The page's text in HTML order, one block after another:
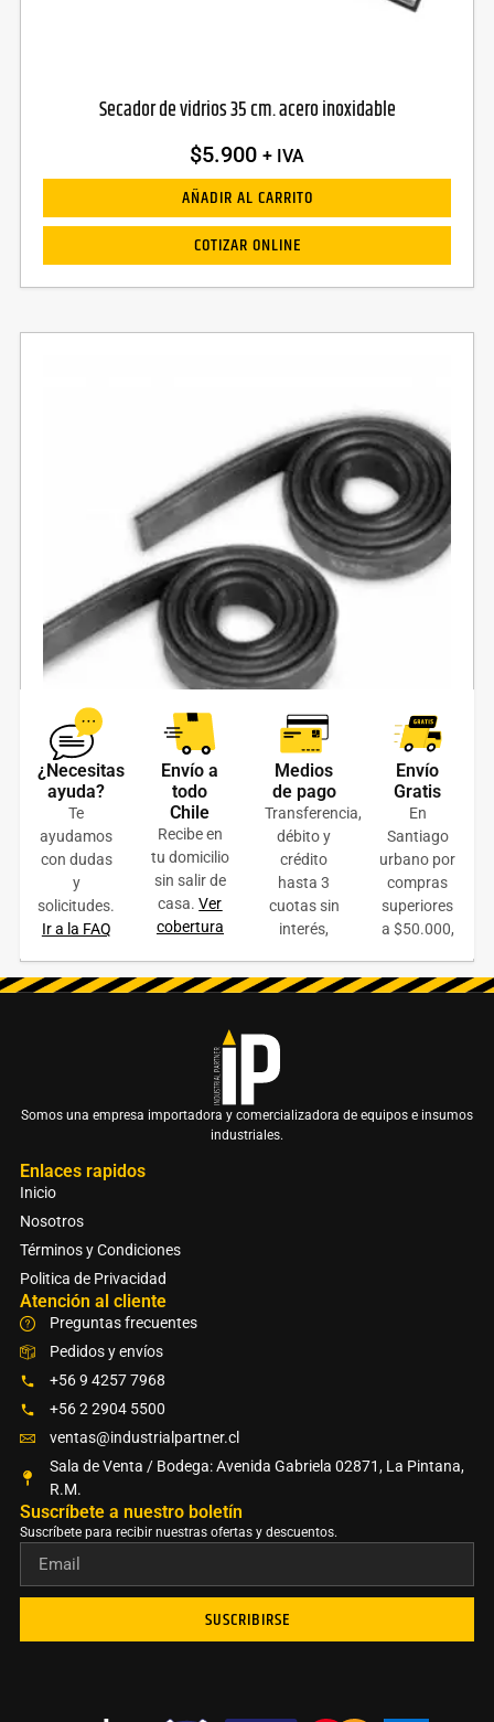
Secador de vidrios 35 cm. acero inoxidable
$5.900 + IVA
AÑADIR AL CARRITO
COTIZAR ONLINE
Repuesto goma para limpia vidrios 35 cm.
$2.000 + IVA
AÑADIR AL CARRITO
COTIZAR ONLINE
¿Necesitas
ayuda?
Te
ayudamos
con dudas
y
solicitudes.
Ir a la FAQ
Envío a
todo
Chile
Recibe en
tu domicilio
sin salir de
casa.Ver
cobertura
Medios
de pago
Transferencia,
débito y
crédito
hasta 3
cuotas sin
interés,
Envío
Gratis
En
Santiago
urbano por
compras
superiores
a $50.000,
Somos una empresa importadora y comercializadora de equipos e insumos
industriales.
Enlaces rapidos
Inicio
Nosotros
Términos y Condiciones
Politica de Privacidad
Atención al cliente
Preguntas frecuentes
Pedidos y envíos
+56 9 4257 7968
+56 2 2904 5500
ventas@industrialpartner.cl
Sala de Venta / Bodega: Avenida Gabriela 02871, La Pintana,
R.M.
Suscríbete a nuestro boletín​
Suscríbete para recibir nuestras ofertas y descuentos.
SUSCRIBIRSE